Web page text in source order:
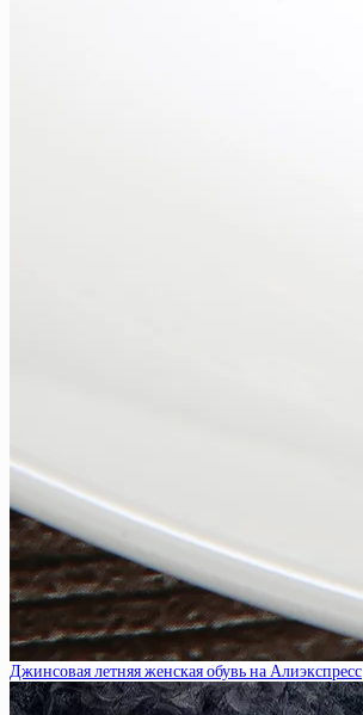
Джинсовая летняя женская обувь на Алиэкспресс